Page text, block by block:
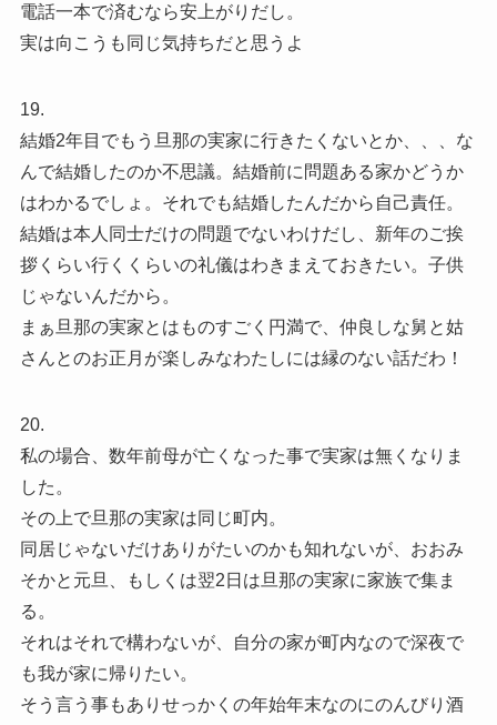
電話一本で済むなら安上がりだし。
実は向こうも同じ気持ちだと思うよ
19.
結婚2年目でもう旦那の実家に行きたくないとか、、、な
んで結婚したのか不思議。結婚前に問題ある家かどうか
はわかるでしょ。それでも結婚したんだから自己責任。
結婚は本人同士だけの問題でないわけだし、新年のご挨
拶くらい行くくらいの礼儀はわきまえておきたい。子供
じゃないんだから。
まぁ旦那の実家とはものすごく円満で、仲良しな舅と姑
さんとのお正月が楽しみなわたしには縁のない話だわ！
20.
私の場合、数年前母が亡くなった事で実家は無くなりま
した。
その上で旦那の実家は同じ町内。
同居じゃないだけありがたいのかも知れないが、おおみ
そかと元旦、もしくは翌2日は旦那の実家に家族で集ま
る。
それはそれで構わないが、自分の家が町内なので深夜で
も我が家に帰りたい。
そう言う事もありせっかくの年始年末なのにのんびり酒